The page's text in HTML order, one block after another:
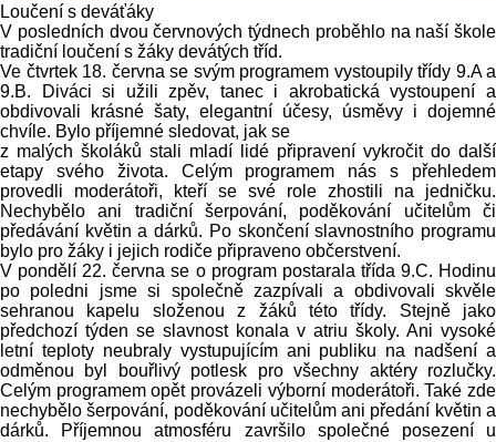
Loučení s deváťáky
V posledních dvou červnových týdnech proběhlo na naší škole
tradiční loučení s žáky devátých tříd.
Ve čtvrtek 18. června se svým programem vystoupily třídy 9.A a
9.B. Diváci si užili zpěv, tanec i akrobatická vystoupení a
obdivovali krásné šaty, elegantní účesy, úsměvy i dojemné
chvíle. Bylo příjemné sledovat, jak se
z malých školáků stali mladí lidé připravení vykročit do další
etapy svého života. Celým programem nás s přehledem
provedli moderátoři, kteří se své role zhostili na jedničku.
Nechybělo ani tradiční šerpování, poděkování učitelům či
předávání květin a dárků. Po skončení slavnostního programu
bylo pro žáky i jejich rodiče připraveno občerstvení.
V pondělí 22. června se o program postarala třída 9.C. Hodinu
po poledni jsme si společně zazpívali a obdivovali skvěle
sehranou kapelu složenou z žáků této třídy. Stejně jako
předchozí týden se slavnost konala v atriu školy. Ani vysoké
letní teploty neubraly vystupujícím ani publiku na nadšení a
odměnou byl bouřlivý potlesk pro všechny aktéry rozlučky.
Celým programem opět provázeli výborní moderátoři. Také zde
nechybělo šerpování, poděkování učitelům ani předání květin a
dárků. Příjemnou atmosféru završilo společné posezení u